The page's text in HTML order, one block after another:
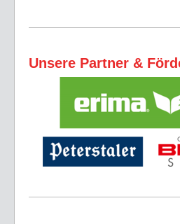
Unsere Partner &